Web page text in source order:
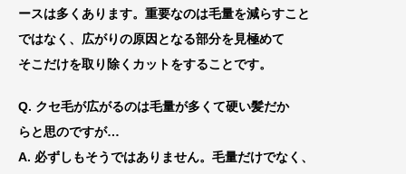
ースは多くあります。重要なのは毛量を減らすこと
ではなく、広がりの原因となる部分を見極めて
そこだけを取り除くカットをすることです。
Q. クセ毛が広がるのは毛量が多くて硬い髪だか
らと思のですが…
A. 必ずしもそうではありません。毛量だけでなく、